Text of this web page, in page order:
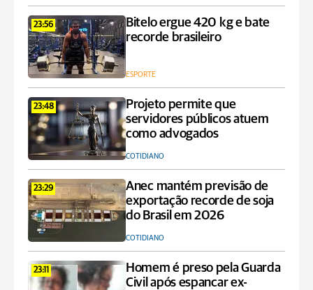
23:56
Bitelo ergue 420 kg e bate
recorde brasileiro
ESPORTE
23:48
Projeto permite que
servidores públicos atuem
como advogados
COTIDIANO
23:29
Anec mantém previsão de
exportação recorde de soja
do Brasil em 2026
COTIDIANO
23:11
Homem é preso pela Guarda
Civil após espancar ex-